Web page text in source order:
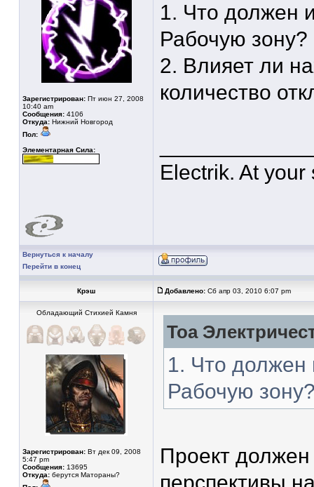
Зарегистрирован: Пт июн 27, 2008
10:40 am
Сообщения: 4106
Откуда: Нижний Новгород
Пол:
Элементарная Сила:
1. Что должен
Рабочую зону?
2. Влияет ли
количество
Electrik. At your
Вернуться к началу
Перейти в конец
Крэш Добавлено: Сб апр 03, 2010 6:07 pm
Обладающий Стихией Камня
Зарегистрирован: Вт дек 09, 2008
5:47 pm
Сообщения: 13695
Откуда: берутся Матораны?
Тоа
1. Что должен
Рабочую
Проект